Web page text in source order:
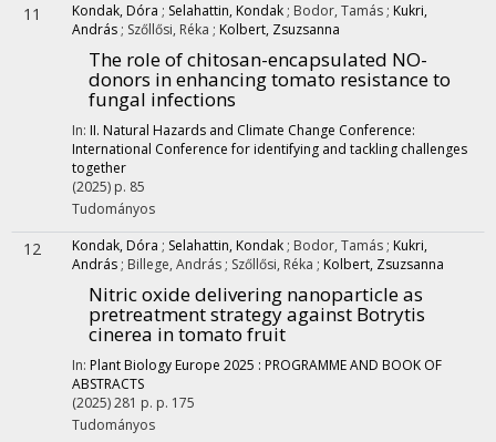
11 Kondak, Dóra ; Selahattin, Kondak ; Bodor, Tamás ; Kukri,
András ; Szőllősi, Réka ; Kolbert, Zsuzsanna
The role of chitosan-encapsulated NO-
donors in enhancing tomato resistance to
fungal infections
In: II. Natural Hazards and Climate Change Conference:
International Conference for identifying and tackling challenges
together
(2025) p. 85
Tudományos
12 Kondak, Dóra ; Selahattin, Kondak ; Bodor, Tamás ; Kukri,
András ; Billege, András ; Szőllősi, Réka ; Kolbert, Zsuzsanna
Nitric oxide delivering nanoparticle as
pretreatment strategy against Botrytis
cinerea in tomato fruit
In: Plant Biology Europe 2025 : PROGRAMME AND BOOK OF
ABSTRACTS
(2025)281 p. p. 175
Tudományos